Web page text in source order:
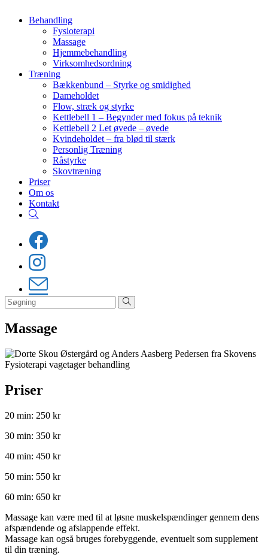
Behandling
Fysioterapi
Massage
Hjemmebehandling
Virksomhedsordning
Træning
Bækkenbund – Styrke og smidighed
Dameholdet
Flow, stræk og styrke
Kettlebell 1 – Begynder med fokus på teknik
Kettlebell 2 Let øvede – øvede
Kvindeholdet – fra blød til stærk
Personlig Træning
Råstyrke
Skovtræning
Priser
Om os
Kontakt
Massage
Priser
20 min: 250 kr
30 min: 350 kr
40 min: 450 kr
50 min: 550 kr
60 min: 650 kr
Massage kan være med til at løsne muskelspændinger gennem dens
afspændende og afslappende effekt.
Massage kan også bruges forebyggende, eventuelt som supplement
til din træning.